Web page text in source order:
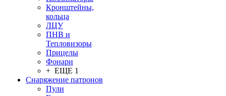
Кронштейны,
кольца
ЛЦУ
ПНВ и
Тепловизоры
Прицелы
Фонари
+ ЕЩЕ 1
Снаряжение патронов
Пули